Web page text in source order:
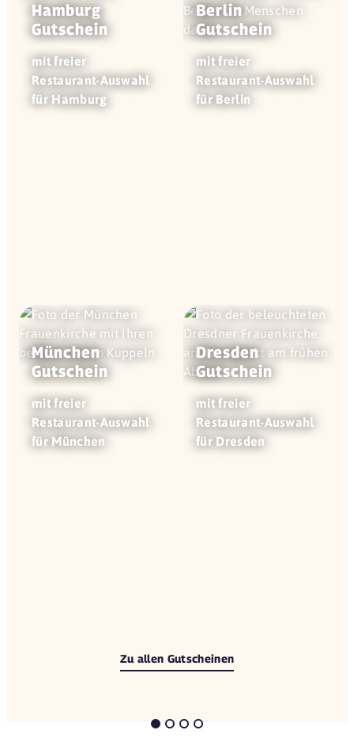
Hamburg
Gutschein
mit freier
Restaurant-Auswahl
für Hamburg
Berlin
Gutschein
mit freier
Restaurant-Auswahl
für Berlin
München
Gutschein
mit freier
Restaurant-Auswahl
für München
Dresden
Gutschein
mit freier
Restaurant-Auswahl
für Dresden
Zu allen Gutscheinen